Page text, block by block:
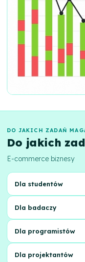
DO JAKICH ZADAŃ
Do jakich
E-commerce biznesy
Dla studentów
Dla badaczy
Dla programistów
rozwoju.
Dla projektantów